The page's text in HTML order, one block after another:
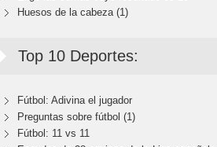
Huesos de la cabeza (1)
Top 10 Deportes:
Fútbol: Adivina el jugador
Preguntas sobre fútbol (1)
Fútbol: 11 vs 11